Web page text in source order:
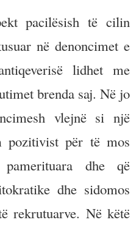
pacilësish të cilin
në denoncimet e
lidhet me
brenda saj. Në jo
vlejnë si një
pozitivist për të mos
dhe që
dhe sidomos
rekrutuarve. Në këtë